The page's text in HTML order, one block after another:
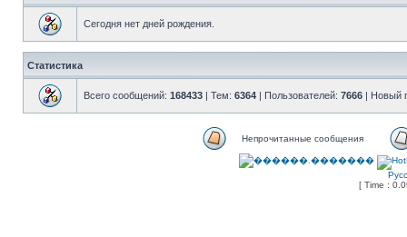
Сегодня нет дней рождения.
Статистика
Всего сообщений: 168433 | Тем: 6364 | Пользователей: 7666 | Новый
Непрочитанные сообщения
[ Time :